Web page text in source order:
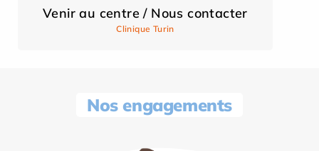
Venir au centre / Nous contacter
Clinique Turin
Nos engagements